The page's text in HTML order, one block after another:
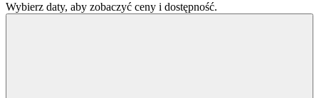
Wybierz daty, aby zobaczyć ceny i dostępność.